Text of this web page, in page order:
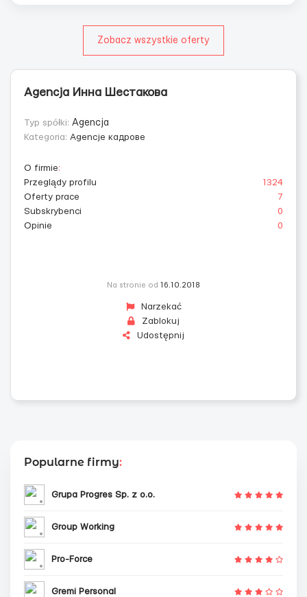
Zobacz wszystkie oferty
Agencja Инна Шестакова
Typ spółki: Agencja
Kategoria: Agencje кадровe
O firmie:
Przeglądy profilu
1324
Oferty prace
7
Subskrybenci
0
Opinie
0
Na stronie od 16.10.2018
Narzekać
Zablokuj
Udostępnij
Popularne firmy:
Grupa Progres Sp. z o.o.
Group Working
Pro-Force
Gremi Personal